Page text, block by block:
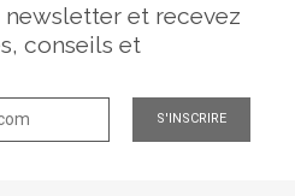
newsletter et recevez
conseils et
S'INSCRIRE